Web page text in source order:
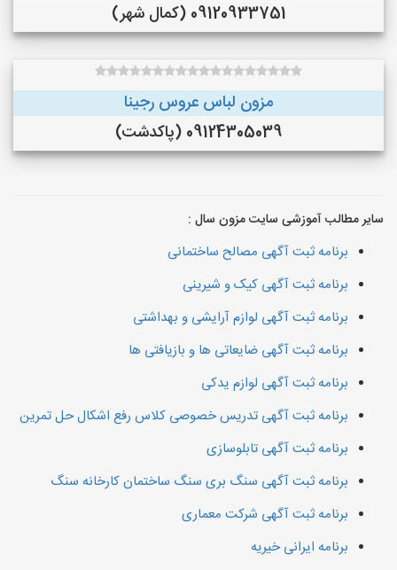
09120933751 (کمال شهر)
مزون لباس عروس رجینا
09124305039 (پاکدشت)
سایر مطالب آموزشی سایت مزون سال :
برنامه ثبت آگهی مصالح ساختمانی
برنامه ثبت آگهی کیک و شیرینی
برنامه ثبت آگهی لوازم آرایشی و بهداشتی
برنامه ثبت آگهی ضایعاتی ها و بازیافتی ها
برنامه ثبت آگهی لوازم یدکی
برنامه ثبت آگهی تدریس خصوصی کلاس رفع اشکال حل تمرین
برنامه ثبت آگهی تابلوسازی
برنامه ثبت آگهی سنگ بری سنگ ساختمان کارخانه سنگ
برنامه ثبت آگهی شرکت معماری
برنامه ایرانی خیریه